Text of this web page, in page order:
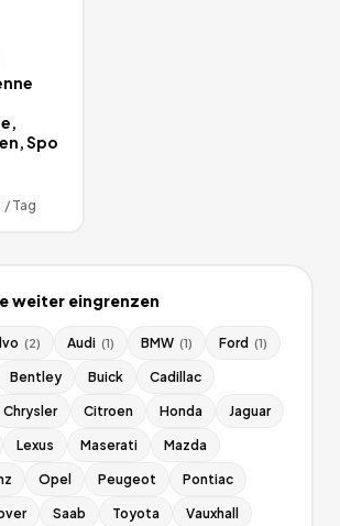
Spo
/ Tag
weiter eingrenzen
(2) Audi (1) BMW (1) Ford (1)
Bentley Buick Cadillac
Chrysler Citroen Honda Jaguar
Lexus Maserati Mazda
Opel Peugeot Pontiac
Saab Toyota Vauxhall